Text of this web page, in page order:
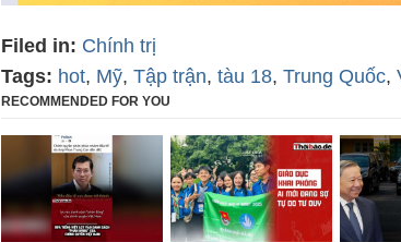
Filed in: Chính trị
Tags: hot, Mỹ, Tập trận, tàu 18, Trung Quốc,
RECOMMENDED FOR YOU